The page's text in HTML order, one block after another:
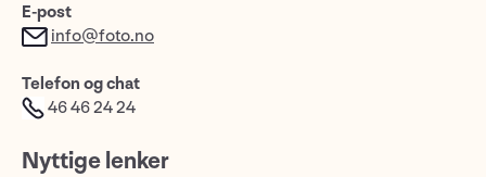
E-post
info@foto.no
Telefon og chat
46 46 24 24
Nyttige lenker